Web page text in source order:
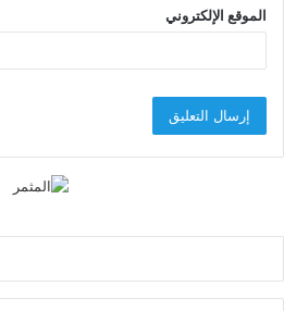
الموقع الإلكتروني